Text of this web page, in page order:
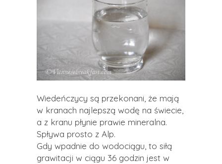
Wiedeńczycy są przekonani, że mają
w kranach najlepszą wodę na świecie,
a z kranu płynie prawie mineralna.
Spływa prosto z Alp.
Gdy wpadnie do wodociągu, to siłą
grawitacji w ciągu 36 godzin jest w